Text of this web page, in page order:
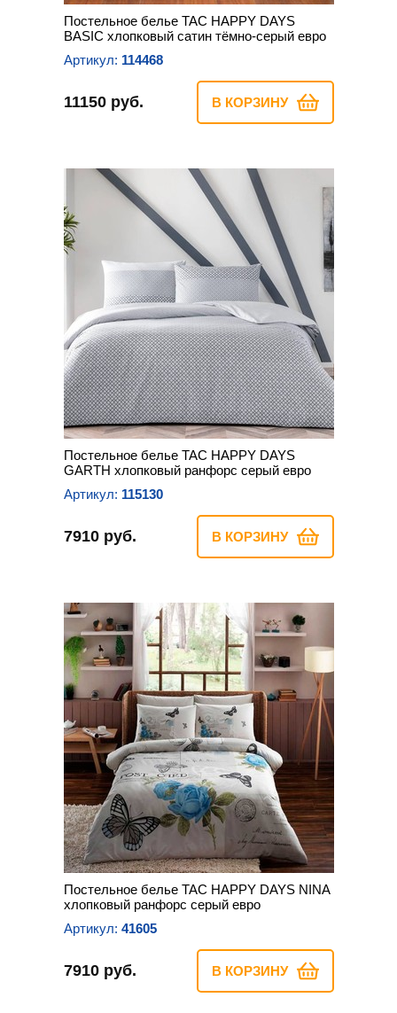
Постельное белье TAC HAPPY DAYS
BASIC хлопковый сатин тёмно-серый евро
Артикул: 114468
11150 руб. В КОРЗИНУ
Постельное белье TAC HAPPY DAYS
GARTH хлопковый ранфорс серый евро
Артикул: 115130
7910 руб. В КОРЗИНУ
Постельное белье TAC HAPPY DAYS NINA
хлопковый ранфорс серый евро
Артикул: 41605
7910 руб. В КОРЗИНУ